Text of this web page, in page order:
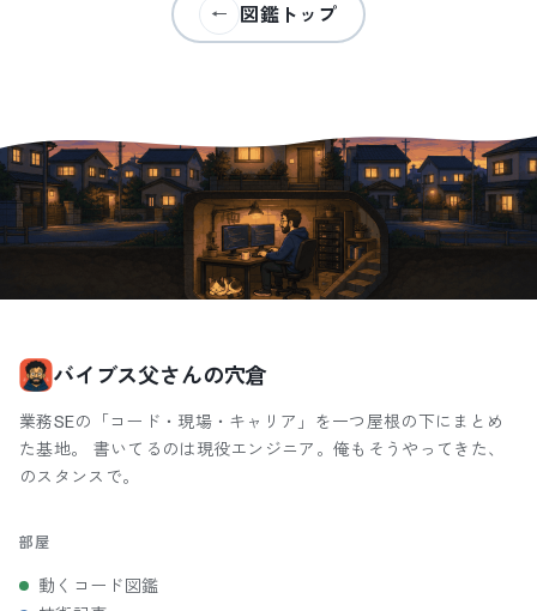
← 図鑑トップ
バイブス父さんの穴倉
業務SEの「コード・現場・キャリア」を一つ屋根の下にまとめ
た基地。 書いてるのは現役エンジニア。俺もそうやってきた、
のスタンスで。
部屋
動くコード図鑑